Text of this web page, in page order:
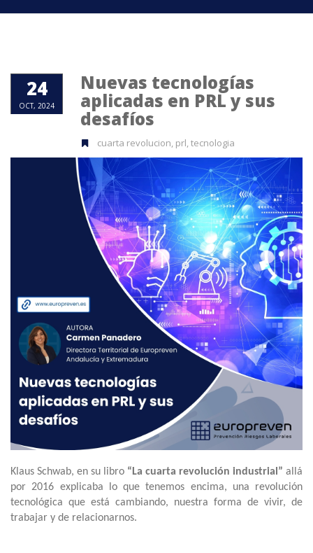
24
OCT, 2024
Nuevas tecnologías
aplicadas en PRL y sus
desafíos
cuarta revolucion, prl, tecnologia
Klaus Schwab, en su libro “La cuarta revolución industrial” allá
por 2016 explicaba lo que tenemos encima, una revolución
tecnológica que está cambiando, nuestra forma de vivir, de
trabajar y de relacionarnos.